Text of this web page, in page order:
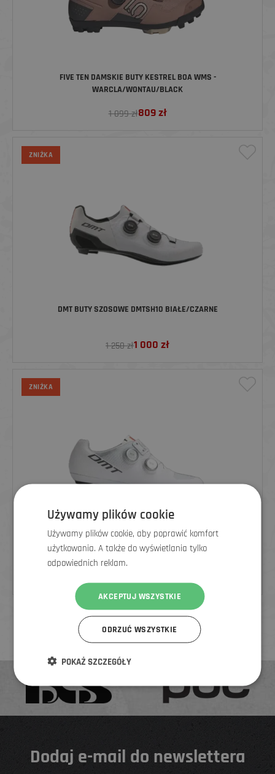
FIVE TEN DAMSKIE BUTY KESTREL BOA WMS -
WARCLA/WONTAU/BLACK
1 099 zł809zł
ZNIŻKA
DMT BUTY SZOSOWE DMTSH10 BIAŁE/CZARNE
1 250 zł1 000 zł
ZNIŻKA
DMT BUTY SZOSOWE KR0 EVO 2025, BIAŁE/SREBRNE
Dodaj e-mail do newslettera
Używamy plików cookie
Używamy plików cookie, aby poprawić komfort
użytkowania. A także do wyświetlania tylko
odpowiednich reklam.
AKCEPTUJ WSZYSTKIE
ODRZUĆ WSZYSTKIE
POKAŻ SZCZEGÓŁY